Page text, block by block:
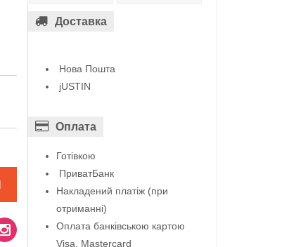
Доставка
Нова Пошта
jUSTIN
Оплата
Готівкою
ПриватБанк
Накладений платіж (при
отриманні)
Оплата банківською картою
Visa, Mastercard